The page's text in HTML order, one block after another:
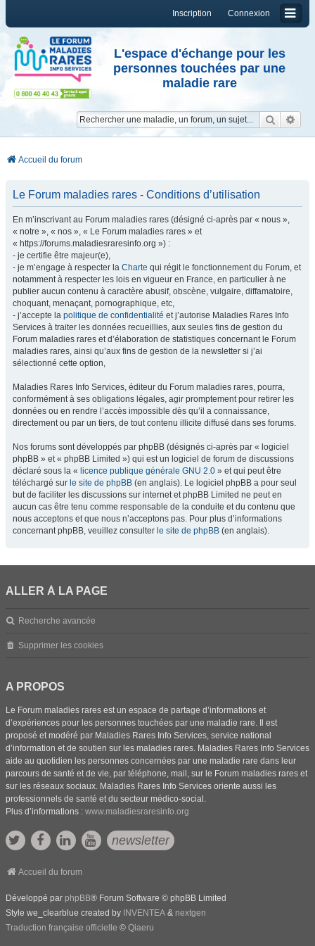
Connexion
Inscription
L'espace d'échange pour les
personnes touchées par une
maladie rare
Accueil du forum
Le Forum maladies rares - Conditions d’utilisation
En m’inscrivant au Forum maladies rares (désigné ci-après par « nous »,
« notre », « nos », « Le Forum maladies rares » et
« https://forums.maladiesraresinfo.org ») :
- je certifie être majeur(e),
- je m’engage à respecter la Charte qui régit le fonctionnement du Forum, et
notamment à respecter les lois en vigueur en France, en particulier à ne
publier aucun contenu à caractère abusif, obscène, vulgaire, diffamatoire,
choquant, menaçant, pornographique, etc,
- j’accepte la politique de confidentialité et j’autorise Maladies Rares Info
Services à traiter les données recueillies, aux seules fins de gestion du
Forum maladies rares et d’élaboration de statistiques concernant le Forum
maladies rares, ainsi qu’aux fins de gestion de la newsletter si j’ai
sélectionné cette option,
Maladies Rares Info Services, éditeur du Forum maladies rares, pourra,
conformément à ses obligations légales, agir promptement pour retirer les
données ou en rendre l’accès impossible dès qu’il a connaissance,
directement ou par un tiers, de tout contenu illicite diffusé dans ses forums.
Nos forums sont développés par phpBB (désignés ci-après par « logiciel
phpBB » et « phpBB Limited ») qui est un logiciel de forum de discussions
déclaré sous la « licence publique générale GNU 2.0 » et qui peut être
téléchargé sur le site de phpBB (en anglais). Le logiciel phpBB a pour seul
but de faciliter les discussions sur internet et phpBB Limited ne peut en
aucun cas être tenu comme responsable de la conduite et du contenu que
nous acceptons et que nous n’acceptons pas. Pour plus d’informations
concernant phpBB, veuillez consulter le site de phpBB (en anglais).
ALLER À LA PAGE
Recherche avancée
Supprimer les cookies
A PROPOS
Le Forum maladies rares est un espace de partage d’informations et
d’expériences pour les personnes touchées par une maladie rare. Il est
proposé et modéré par Maladies Rares Info Services, service national
d’information et de soutien sur les maladies rares. Maladies Rares Info Services
aide au quotidien les personnes concernées par une maladie rare dans leur
parcours de santé et de vie, par téléphone, mail, sur le Forum maladies rares et
sur les réseaux sociaux. Maladies Rares Info Services oriente aussi les
professionnels de santé et du secteur médico-social.
Plus d’informations : www.maladiesraresinfo.org
newsletter
Accueil du forum
Développé par phpBB® Forum Software © phpBB Limited
Style we_clearblue created by INVENTEA & nextgen
Traduction française officielle © Qiaeru